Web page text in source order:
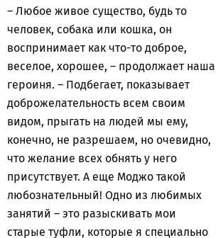
– Любое живое существо, будь то
человек, собака или кошка, он
воспринимает как что-то доброе,
веселое, хорошее, – продолжает наша
героиня. – Подбегает, показывает
доброжелательность всем своим
видом, прыгать на людей мы ему,
конечно, не разрешаем, но очевидно,
что желание всех обнять у него
присутствует. А еще Моджо такой
любознательный! Одно из любимых
занятий – это разыскивать мои
старые туфли, которые я специально